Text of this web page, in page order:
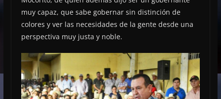
muy capaz, que sabe gobernar sin distinción de
colores y ver las necesidades de la gente desde una
perspectiva muy justa y noble.